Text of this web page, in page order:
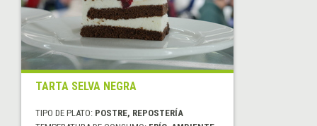
TARTA SELVA NEGRA
TIPO DE PLATO: POSTRE, REPOSTERÍA